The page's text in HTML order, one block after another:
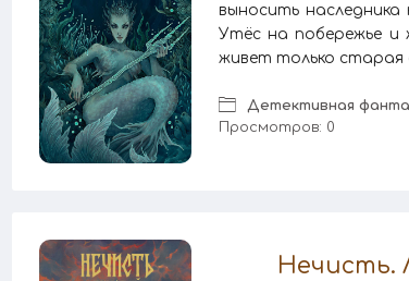
выносить
Утёс на побережье и
живет только старая
Детективная
Просмотров: 0
Нечисть.